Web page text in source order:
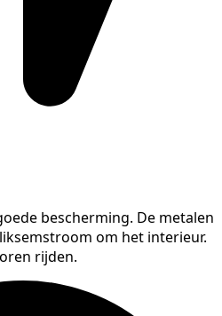
bescherming. De metalen
om het interieur.
rijden.